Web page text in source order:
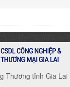
Thương tỉnh Gia Lai